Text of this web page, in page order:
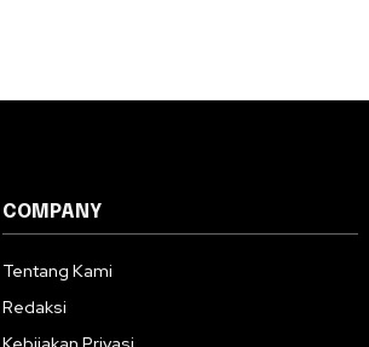
COMPANY
Tentang Kami
Redaksi